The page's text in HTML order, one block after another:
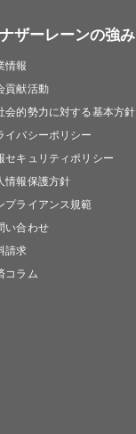
ザーレーンの強み
情報
貢献活動
会的勢力に対する基本方針
イバシーポリシー
セキュリティポリシー
情報保護方針
プライアンス規範
い合わせ
請求
コラム